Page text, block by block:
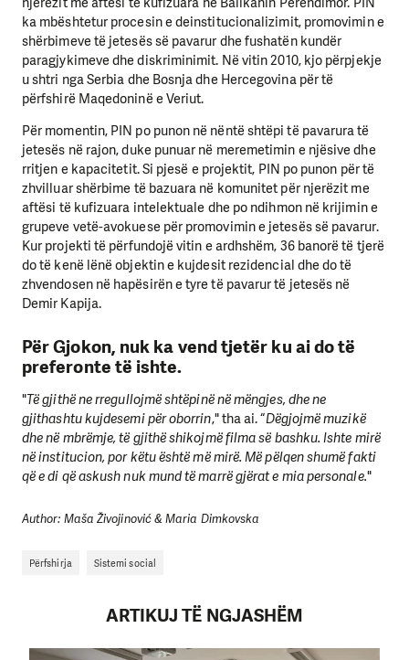
ka mbështetur procesin e deinstitucionalizimit, promovimin e
shërbimeve të jetesës së pavarur dhe fushatën kundër
paragjykimeve dhe diskriminimit. Në vitin 2010, kjo përpjekje
u shtri nga Serbia dhe Bosnja dhe Hercegovina për të
përfshirë Maqedoninë e Veriut.
Për momentin, PIN po punon në nëntë shtëpi të pavarura të
jetesës në rajon, duke punuar në meremetimin e njësive dhe
rritjen e kapacitetit. Si pjesë e projektit, PIN po punon për të
zhvilluar shërbime të bazuara në komunitet për njerëzit me
aftësi të kufizuara intelektuale dhe po ndihmon në krijimin e
grupeve vetë-avokuese për promovimin e jetesës së pavarur.
Kur projekti të përfundojë vitin e ardhshëm, 36 banorë të tjerë
do të kenë lënë objektin e kujdesit rezidencial dhe do të
zhvendosen në hapësirën e tyre të pavarur të jetesës në
Demir Kapija.
Për Gjokon, nuk ka vend tjetër ku ai do të
preferonte të ishte.
"Të gjithë ne rregullojmë shtëpinë në mëngjes, dhe ne
gjithashtu kujdesemi për oborrin," tha ai. “Dëgjojmë muzikë
dhe në mbrëmje, të gjithë shikojmë filma së bashku. Ishte mirë
në institucion, por këtu është më mirë. Më pëlqen shumë fakti
që e di që askush nuk mund të marrë gjërat e mia personale."
Author: Maša Živojinović & Maria Dimkovska
Përfshirja Sistemi social
ARTIKUJ TË NGJASHËM